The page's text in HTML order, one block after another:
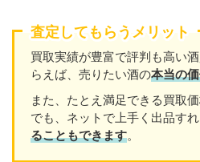
査定してもらうメリット
買取実績が豊富で評判も高い
らえば、売りたい酒の本当の
また、たとえ満足できる買取
でも、ネットで上手く出品すれ
ることもできます。